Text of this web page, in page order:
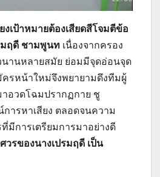
งเป้าหมายต้องเสียดสีโจมตีข้อ
มฤดี ชามพูนท เนื่องจากครอง
นานหลายสมัย ย่อมมีจุดอ่อนจุด
รหน้าใหม่จึงพยายามดึงทีมผู้
อวดโฉมปรากฏกาย ชู
ารหาเสียง ตลอดจนความ
มีการเตรียมการมาอย่างดี
วรของนางเปรมฤดี เป็น